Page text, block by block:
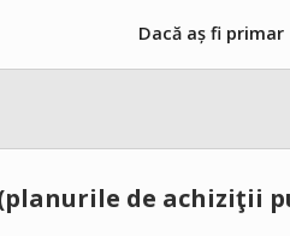
Dacă aș fi primar
de achiziţii